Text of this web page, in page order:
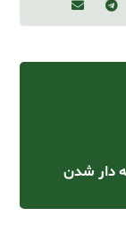
دار شدن